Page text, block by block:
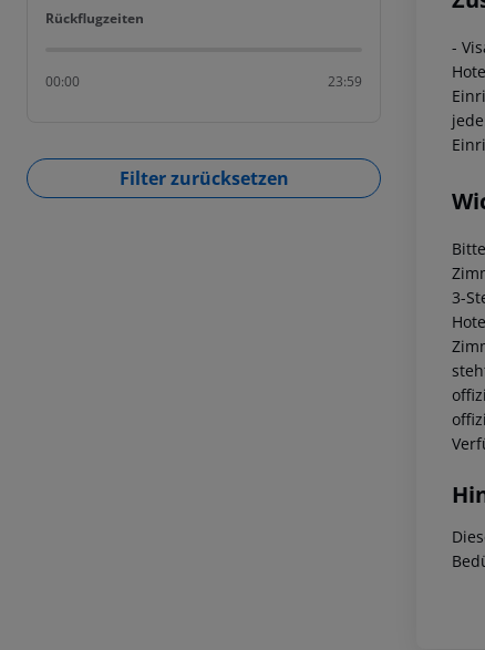
Rückflugzeiten
Rückflugzeiten
00:00 23:59
Filter zurücksetzen
-
3-